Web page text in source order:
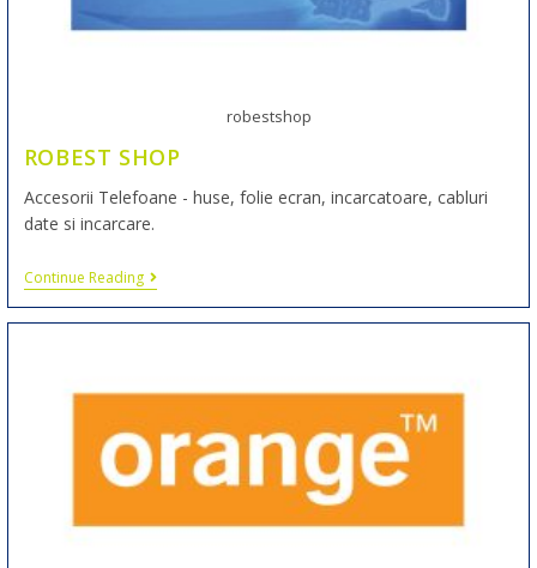
robestshop
ROBEST SHOP
Accesorii Telefoane - huse, folie ecran, incarcatoare, cabluri
date si incarcare.
Continue Reading